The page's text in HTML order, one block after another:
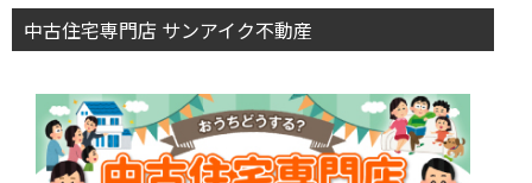
中古住宅専門店 サンアイク不動産